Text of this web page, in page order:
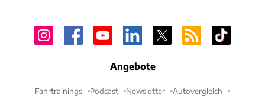
Angebote
Fahrtrainings Podcast Newsletter Autovergleich